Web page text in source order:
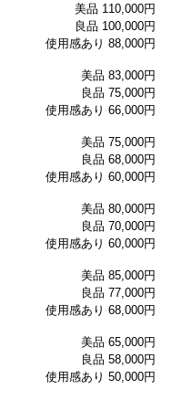
美品 110,000円
良品 100,000円
使用感あり 88,000円
美品 83,000円
良品 75,000円
使用感あり 66,000円
美品 75,000円
良品 68,000円
使用感あり 60,000円
美品 80,000円
良品 70,000円
使用感あり 60,000円
美品 85,000円
良品 77,000円
使用感あり 68,000円
美品 65,000円
良品 58,000円
使用感あり 50,000円